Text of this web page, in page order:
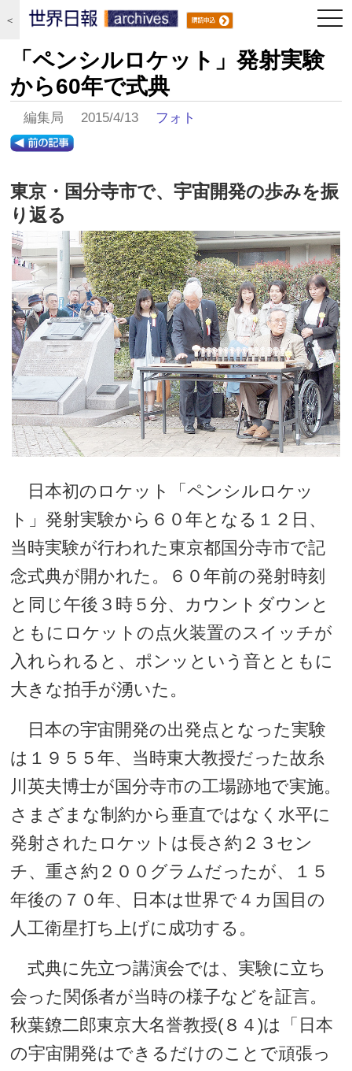
＜
「ペンシルロケット」発射実験
から60年で式典
編集局 2015/4/13 フォト
東京・国分寺市で、宇宙開発の歩みを振
り返る
日本初のロケット「ペンシルロケッ
ト」発射実験から６０年となる１２日、
当時実験が行われた東京都国分寺市で記
念式典が開かれた。６０年前の発射時刻
と同じ午後３時５分、カウントダウンと
ともにロケットの点火装置のスイッチが
入れられると、ポンッという音とともに
大きな拍手が湧いた。
日本の宇宙開発の出発点となった実験
は１９５５年、当時東大教授だった故糸
川英夫博士が国分寺市の工場跡地で実施。
さまざまな制約から垂直ではなく水平に
発射されたロケットは長さ約２３セン
チ、重さ約２００グラムだったが、１５
年後の７０年、日本は世界で４カ国目の
人工衛星打ち上げに成功する。
式典に先立つ講演会では、実験に立ち
会った関係者が当時の様子などを証言。
秋葉鐐二郎東京大名誉教授(８４)は「日本
の宇宙開発はできるだけのことで頑張っ